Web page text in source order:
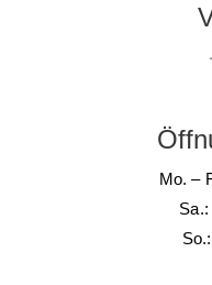
Mo. –